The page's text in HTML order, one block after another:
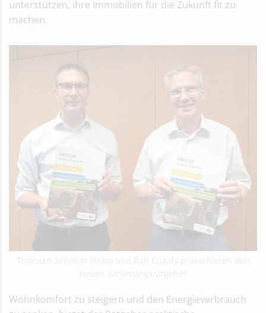
unterstützen, ihre Immobilien für die Zukunft fit zu
machen.
Wohnkomfort zu steigern und den Energieverbrauch